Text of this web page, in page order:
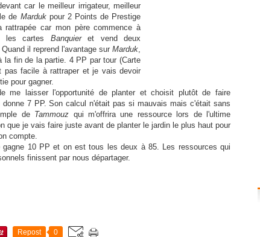
car le meilleur irrigateur, meilleur
de Mardukpour 2 Points de Prestige
car mon père commence à
les cartes Banquieret vend deux
il reprend l'avantage sur Marduk,
la fin de la partie. 4 PP par tour (Carte
pas facile à rattraper et je vais devoir
pour gagner.
me laisser l'opportunité de planter et choisit plutôt de faire
donne 7 PP. Son calcul n'était pas si mauvais mais c'était sans
de Tammouz qui m'offrira une ressource lors de l'ultime
que je vais faire juste avant de planter le jardin le plus haut pour
compte.
10 PP et on est tous les deux à 85. Les ressources qui
finissent par nous départager.
Repost 0